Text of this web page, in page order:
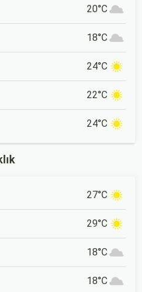
20°C
18°C
24°C
22°C
24°C
27°C
29°C
18°C
18°C